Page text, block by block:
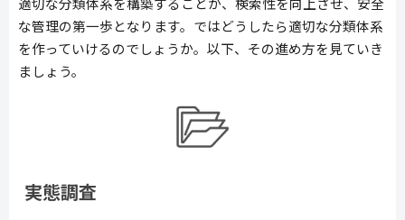
な管理の第一歩となります。ではどうしたら適切な分類体系
を作っていけるのでしょうか。以下、その進め方を見ていき
ましょう。
実態調査